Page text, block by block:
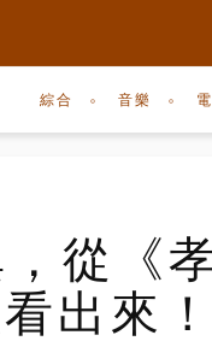
綜合 音樂
從《
出來！